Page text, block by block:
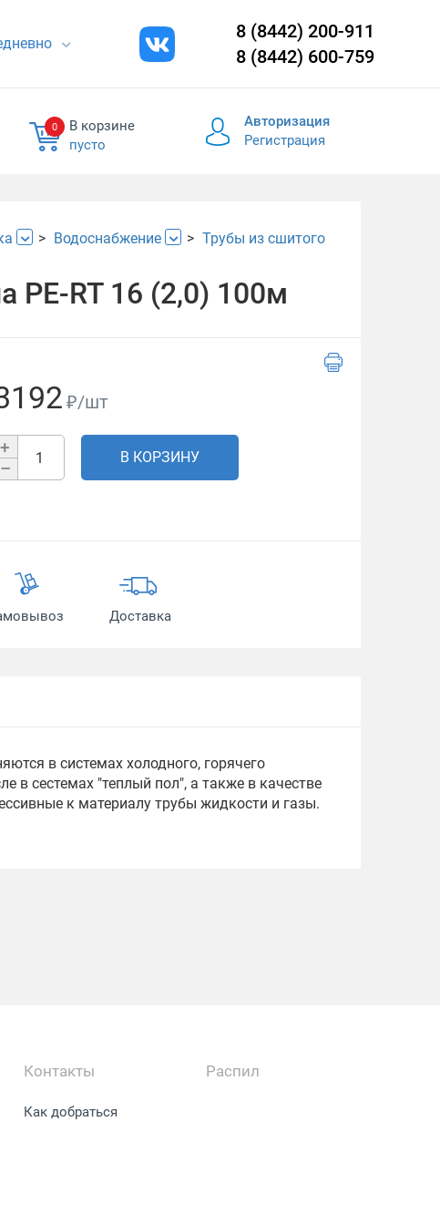
8 (8442) 200-911
8 (8442) 600-759
0
В корзине
пусто
Авторизация
Регистрация
Водоснабжение
Трубы из сшитого
РЕ-RT 16 (2,0) 100м
₽/шт
+
–
В КОРЗИНУ
Доставка
в системах холодного, горячего
в сестемах "теплый пол", а также в качестве
к материалу трубы жидкости и газы.
Контакты
Как добраться
Распил